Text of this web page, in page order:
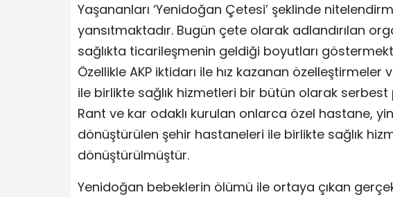
Yaşananları ‘Yenidoğan Çetesi’ şeklinde
yansıtmaktadır. Bugün çete olarak adlandırılan
sağlıkta ticarileşmenin geldiği boyutları
Özellikle AKP iktidarı ile hız kazanan
ile birlikte sağlık hizmetleri bir bütün olarak serbest
Rant ve kar odaklı kurulan onlarca özel hastane,
dönüştürülen şehir hastaneleri ile birlikte sağlık
dönüştürülmüştür.
Yenidoğan bebeklerin ölümü ile ortaya çıkan